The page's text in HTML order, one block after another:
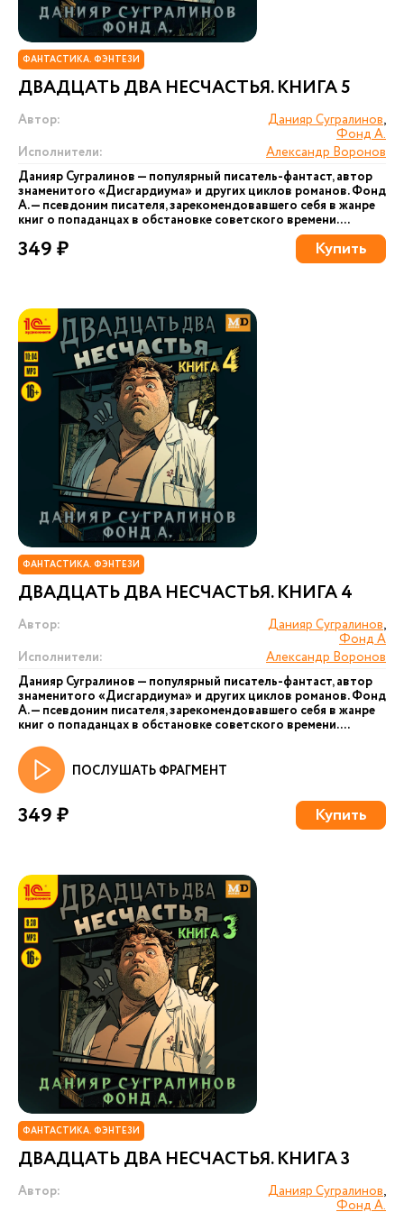
ФАНТАСТИКА. ФЭНТЕЗИ
ДВАДЦАТЬ ДВА НЕСЧАСТЬЯ. КНИГА 5
Автор: Данияр Сугралинов,
Фонд А.
Исполнители:
Александр Воронов
Данияр Сугралинов — популярный писатель-фантаст, автор
знаменитого «Дисгардиума» и других циклов романов. Фонд
А. — псевдоним писателя, зарекомендовавшего себя в жанре
книг о попаданцах в обстановке советского времени....
349 ₽ Купить
ФАНТАСТИКА. ФЭНТЕЗИ
ДВАДЦАТЬ ДВА НЕСЧАСТЬЯ. КНИГА 4
Автор: Данияр Сугралинов,
Фонд А
Исполнители:
Александр Воронов
Данияр Сугралинов — популярный писатель-фантаст, автор
знаменитого «Дисгардиума» и других циклов романов. Фонд
А. — псевдоним писателя, зарекомендовавшего себя в жанре
книг о попаданцах в обстановке советского времени....
ПОСЛУШАТЬ ФРАГМЕНТ
349 ₽ Купить
ФАНТАСТИКА. ФЭНТЕЗИ
ДВАДЦАТЬ ДВА НЕСЧАСТЬЯ. КНИГА 3
Автор: Данияр Сугралинов,
Фонд А.